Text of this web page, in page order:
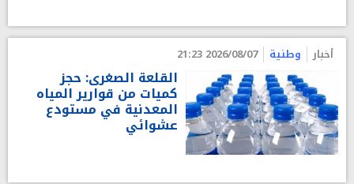
أخبار وطنية 2026/08/07 21:23
القلعة الصغرى: حجز
كميات من قوارير المياه
المعدنية في مستودع
عشوائي